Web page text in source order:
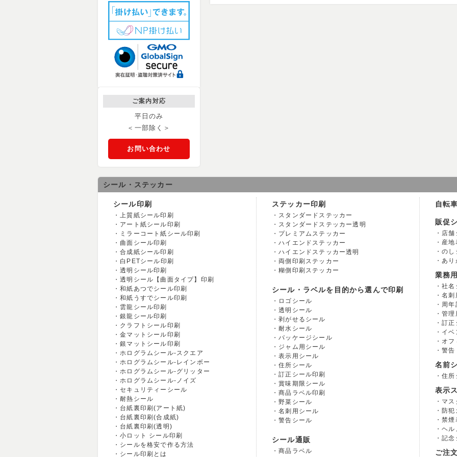
ご案内対応
平日のみ
＜一部除く＞
お問い合わせ
シール・ステッカー
シール印刷
上質紙シール印刷
アート紙シール印刷
ミラーコート紙シール印刷
曲面シール印刷
合成紙シール印刷
白PETシール印刷
透明シール印刷
透明シール【曲面タイプ】印刷
和紙あつでシール印刷
和紙うすでシール印刷
雲龍シール印刷
銀龍シール印刷
クラフトシール印刷
金マットシール印刷
銀マットシール印刷
ホログラムシール-スクエア
ホログラムシール-レインボー
ホログラムシール-グリッター
ホログラムシール-ノイズ
セキュリティーシール
耐熱シール
台紙裏印刷(アート紙)
台紙裏印刷(合成紙)
台紙裏印刷(透明)
小ロット シール印刷
シールを格安で作る方法
シール印刷とは
ステッカー印刷
スタンダードステッカー
スタンダードステッカー透明
プレミアムステッカー
ハイエンドステッカー
ハイエンドステッカー透明
両側印刷ステッカー
糊側印刷ステッカー
シール・ラベルを目的から選んで印刷
ロゴシール
透明シール
剥がせるシール
耐水シール
パッケージシール
ジャム用シール
表示用シール
住所シール
訂正シール印刷
賞味期限シール
商品ラベル印刷
野菜シール
名刺用シール
警告シール
シール通販
商品ラベル
自転
販促
店舗
産地
のし
あり
業務
社名
名刺
周年
管理
訂正
イベ
オフ
警告
名前
住所
表示
マス
防犯
禁煙
ヘル
記念
ご注